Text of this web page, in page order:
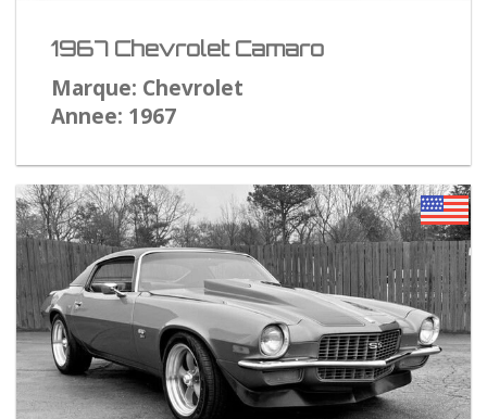
1967 Chevrolet Camaro
Marque: Chevrolet
Annee: 1967